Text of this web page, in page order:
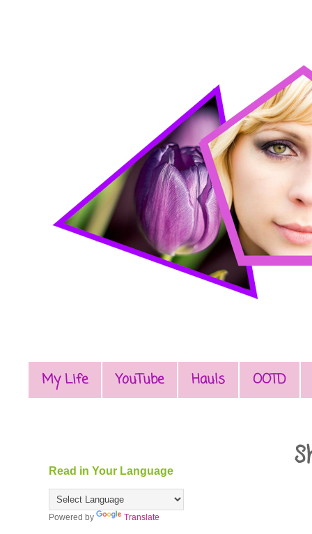
My Life YouTube Hauls OOTD
Read in Your Language
Powered by Translate